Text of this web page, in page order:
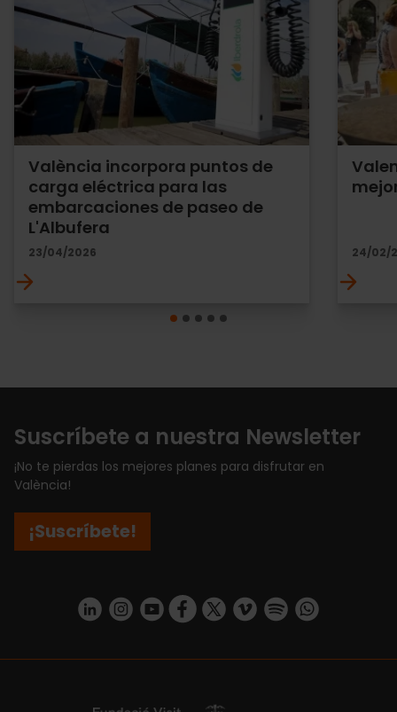
València incorpora puntos de
carga eléctrica para las
embarcaciones de paseo de
L'Albufera
23/04/2026 24/02/
Suscríbete a nuestra Newsletter
¡No te pierdas los mejores planes para disfrutar en
València!
¡Suscríbete!
https://www.linkedin.com/company/turismo-valencia/mycompany/
https://www.instagram.com/visit_valencia/
https://www.youtube.com/user/
https://www.facebook.com/
https://twitter.com/
https://vimeo.com/
https://https://api.whatsapp.com/